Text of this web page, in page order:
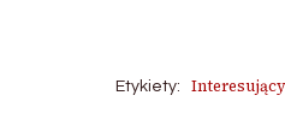
Etykiety: